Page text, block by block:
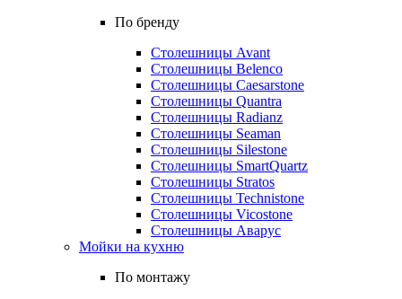
По бренду
Столешницы Avant
Столешницы Belenco
Столешницы Caesarstone
Столешницы Quantra
Столешницы Radianz
Столешницы Seaman
Столешницы Silestone
Столешницы SmartQuartz
Столешницы Stratos
Столешницы Technistone
Столешницы Vicostone
Столешницы Аварус
Мойки на кухню
По монтажу